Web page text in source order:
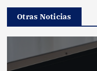
Otras Noticias